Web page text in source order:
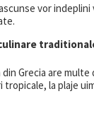
vor
Grecia are
la plaje